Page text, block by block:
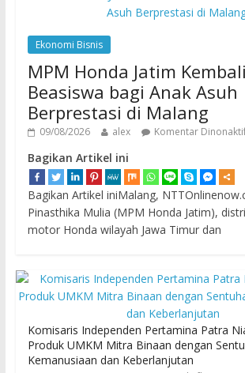
Ekonomi Bisnis
MPM Honda Jatim
Beasiswa bagi Anak Asuh
Berprestasi di Malang
09/08/2026 alex Komentar
Bagikan Artikel ini
Bagikan Artikel iniMalang,
Pinasthika Mulia (MPM Honda Jatim),
motor Honda wilayah Jawa Timur dan
Komisaris Independen Pertamina Patra
Produk UMKM Mitra Binaan dengan
Kemanusiaan dan Keberlanjutan